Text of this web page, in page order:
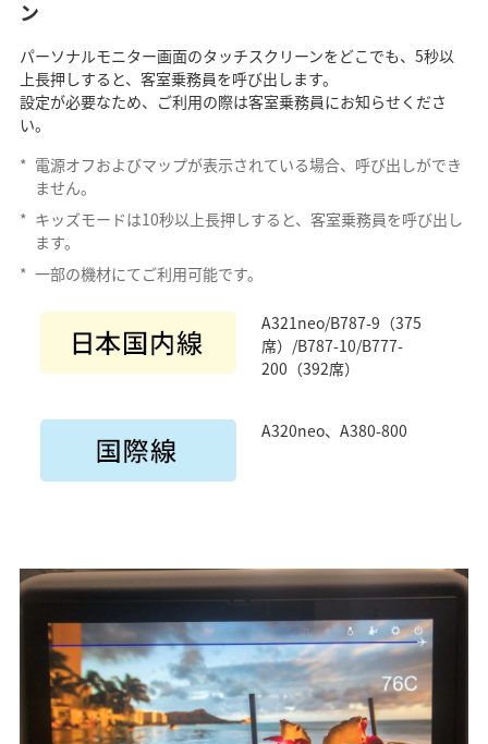
ン
パーソナルモニター画面のタッチスクリーンをどこでも、5秒以
上長押しすると、客室乗務員を呼び出します。
設定が必要なため、ご利用の際は客室乗務員にお知らせくださ
い。
* 電源オフおよびマップが表示されている場合、呼び出しができ
ません。
* キッズモードは10秒以上長押しすると、客室乗務員を呼び出し
ます。
* 一部の機材にてご利用可能です。
A321neo/B787-9（375
席）/B787-10/B777-
200（392席）
A320neo、A380-800